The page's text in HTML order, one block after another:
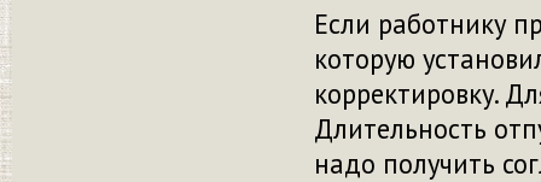
Если работнику
которую
корректировку.
Длительность
надо получить